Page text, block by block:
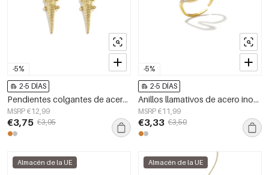
-5%
2-5 DÍAS
Pendientes colgantes de acero inoxidable con diseño de animales, de la serie Daily Simple, joyería para mujer.
MSRP €12,99
€3,75 €3,95
-5%
2-5 DÍAS
Anillos llamativos de acero inoxidable, línea Simple Daily Simple Series, joyería para mujer
MSRP €11,99
€3,33 €3,50
Almacén de la UE Almacén de la UE